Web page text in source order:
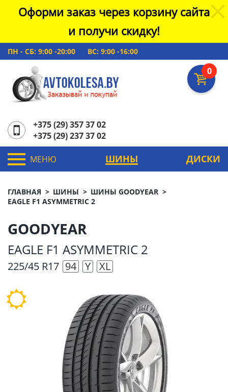
Оформи заказ через корзину сайта
и получи скидку!
ПН - СБ: 9:00 -20:00 ВС: 9:00 -16:00
0
+375 (29) 357 37 02
+375 (29) 237 37 02
МЕНЮ ШИНЫ ДИСКИ
ГЛАВНАЯ ШИНЫ
ШИНЫ GOODYEAR
EAGLE F1 ASYMMETRIC 2
GOODYEAR
EAGLE F1 ASYMMETRIC 2
225/45 R17 94 Y XL